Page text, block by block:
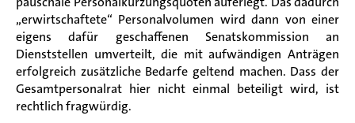
„erwirtschaftete“ Personalvolumen wird dann von einer
eigens dafür geschaffenen Senatskommission an
Dienststellen umverteilt, die mit aufwändigen Anträgen
erfolgreich zusätzliche Bedarfe geltend machen. Dass der
Gesamtpersonalrat hier nicht einmal beteiligt wird, ist
rechtlich fragwürdig.